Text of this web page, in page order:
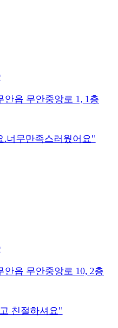
읍 무안중앙로 1, 1층
너무만족스러웠어요"
읍 무안중앙로 10, 2층
친절하셔요"